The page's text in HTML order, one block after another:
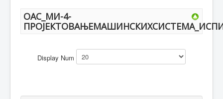
ОАС_МИ-4-
Display Num